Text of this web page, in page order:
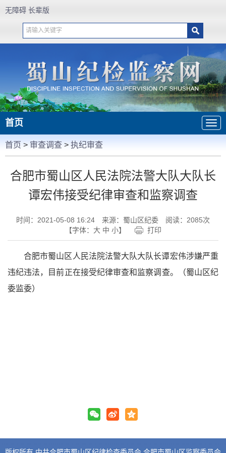
无障碍 长辈版
首页
首页 > 审查调查 > 执纪审查
合肥市蜀山区人民法院法警大队大队长
谭宏伟接受纪律审查和监察调查
时间：2021-05-08 16:24 来源：蜀山区纪委 阅读： 2085次
【字体： 大 中 小】 打印
合肥市蜀山区人民法院法警大队大队长谭宏伟涉嫌严重
违纪违法，目前正在接受纪律审查和监察调查。（蜀山区纪
委监委）